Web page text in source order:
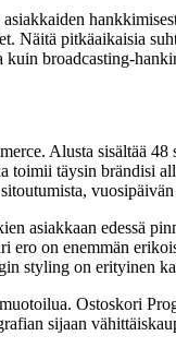
Näitä pitkäaikaisia
kuin broadcasting-
Alusta sisältää
toimii täysin brändisi
asiakkaan edessä
on enemmän
styling on erityinen
Ostoskori
sijaan